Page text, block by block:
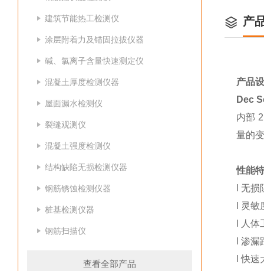
建筑节能热工检测仪
涂层附着力及锚固拉拔仪器
碱、氯离子含量快速测定仪
混凝土厚度检测仪器
屋面漏水检测仪
裂缝观测仪
混凝土强度检测仪
结构缺陷无损检测仪器
钢筋锈蚀检测仪器
桩基检测仪器
钢筋扫描仪
查看全部产品
产
产品
Dec
内部
量的
性能
无损
灵敏
人体
渗漏
l快速